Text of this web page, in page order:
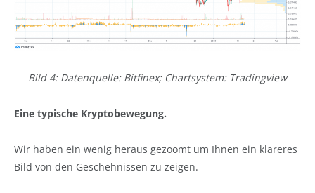
Bild 4: Datenquelle: Bitfinex; Chartsystem: Tradingview
Eine typische Kryptobewegung.
Wir haben ein wenig heraus gezoomt um Ihnen ein klareres
Bild von den Geschehnissen zu zeigen.